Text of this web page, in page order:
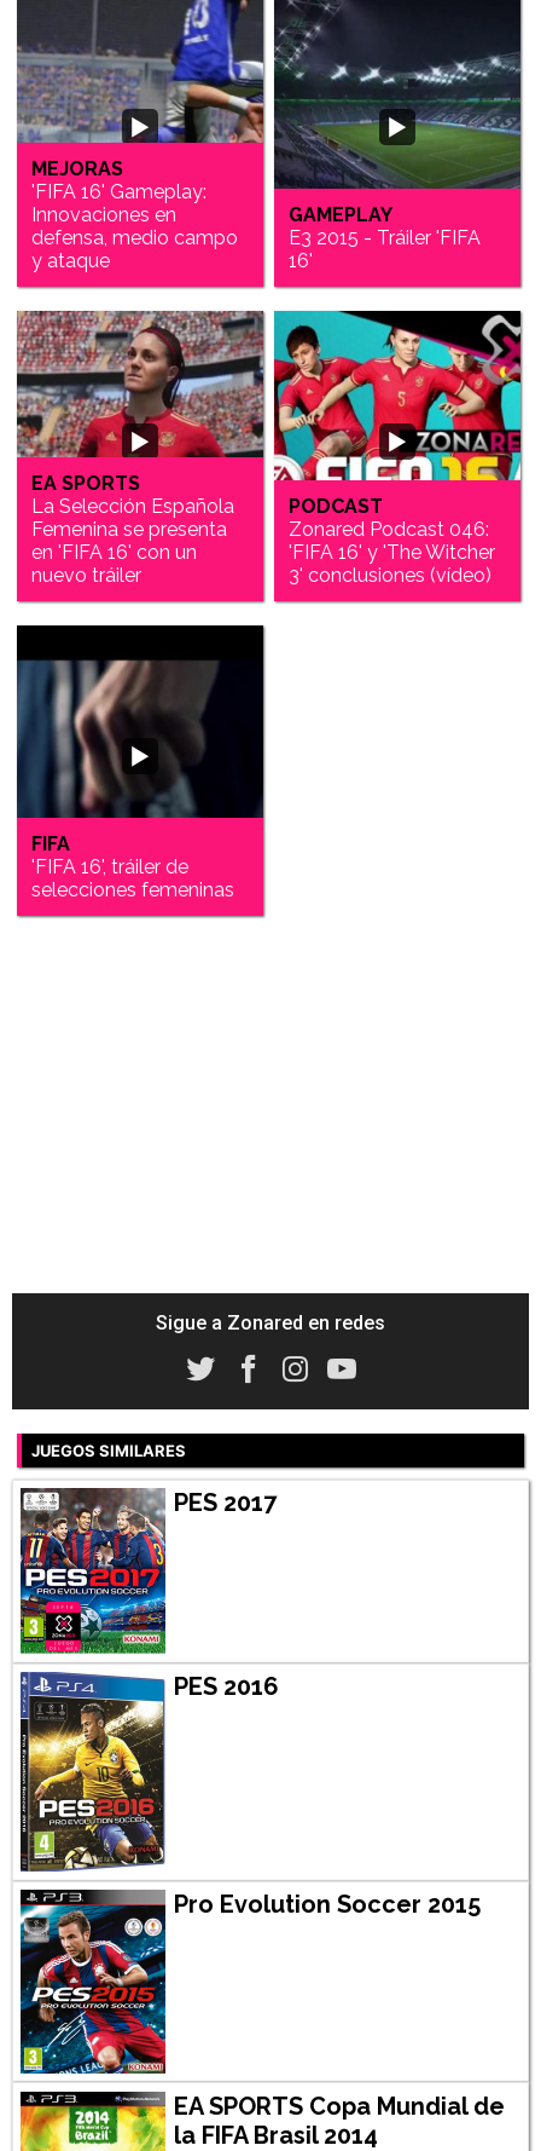
MEJORAS
'FIFA 16' Gameplay:
Innovaciones en
defensa, medio campo
y ataque
GAMEPLAY
E3 2015 - Tráiler 'FIFA
16'
EA SPORTS
La Selección Española
Femenina se presenta
en 'FIFA 16' con un
nuevo tráiler
PODCAST
Zonared Podcast 046:
'FIFA 16' y 'The Witcher
3' conclusiones (vídeo)
FIFA
'FIFA 16', tráiler de
selecciones femeninas
Sigue a Zonared en redes
JUEGOS SIMILARES
PES 2017
PES 2016
Pro Evolution Soccer 2015
EA SPORTS Copa Mundial de
la FIFA Brasil 2014